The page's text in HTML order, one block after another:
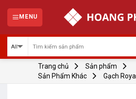
content
MENU
Trang chủ
Sản phẩm
Sản Phẩm Khác
Gạch Royal